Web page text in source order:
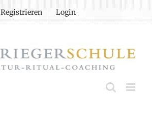
Registrieren Login